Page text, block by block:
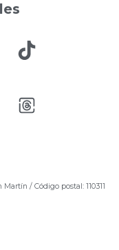
/ Código postal: 110311